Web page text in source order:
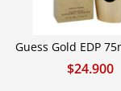
Guess Gold EDP
$24.900